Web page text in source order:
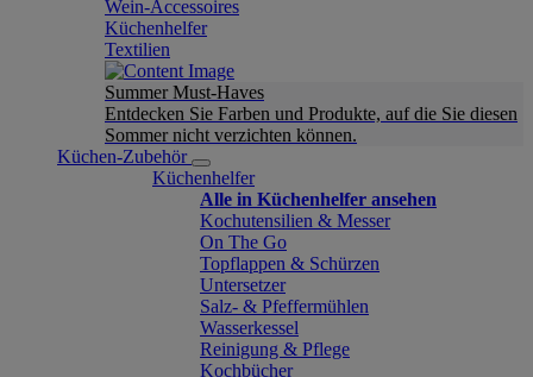
Wein-Accessoires
Küchenhelfer
Textilien
Summer Must-Haves
Entdecken Sie Farben und Produkte, auf die Sie diesen
Sommer nicht verzichten können.
Küchen-Zubehör
Küchenhelfer
Alle in Küchenhelfer ansehen
Kochutensilien & Messer
On The Go
Topflappen & Schürzen
Untersetzer
Salz- & Pfeffermühlen
Wasserkessel
Reinigung & Pflege
Kochbücher